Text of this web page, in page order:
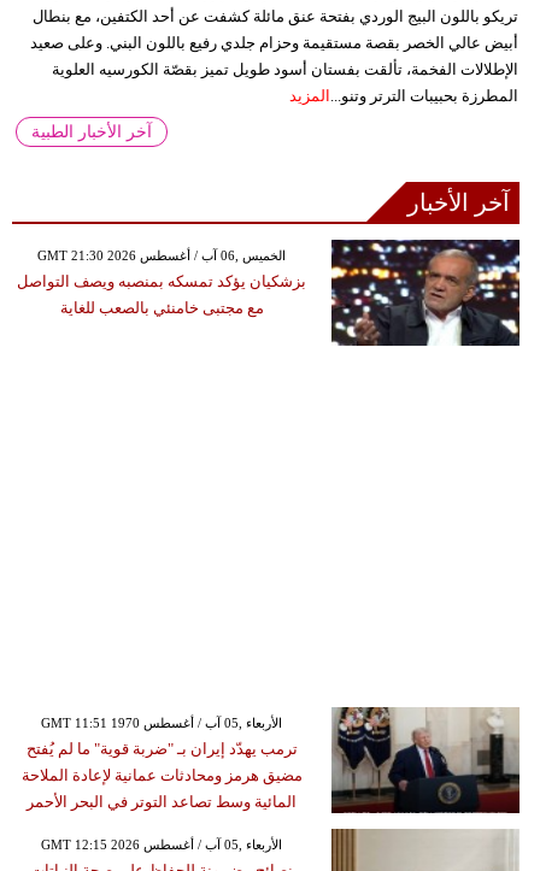
تريكو باللون البيج الوردي بفتحة عنق مائلة كشفت عن أحد الكتفين، مع بنطال
أبيض عالي الخصر بقصة مستقيمة وحزام جلدي رفيع باللون البني. وعلى صعيد
الإطلالات الفخمة، تألقت بفستان أسود طويل تميز بقصّة الكورسيه العلوية
المطرزة بحبيبات الترتر وتنو... المزيد
آخر الأخبار الطبية
آخر الأخبار
GMT 21:30 2026 الخميس ,06 آب / أغسطس
بزشكيان يؤكد تمسكه بمنصبه ويصف التواصل
مع مجتبى خامنئي بالصعب للغاية
GMT 11:51 1970 الأربعاء ,05 آب / أغسطس
ترمب يهدّد إيران بـ "ضربة قوية" ما لم يُفتح
مضيق هرمز ومحادثات عمانية لإعادة الملاحة
المائية وسط تصاعد التوتر في البحر الأحمر
GMT 12:15 2026 الأربعاء ,05 آب / أغسطس